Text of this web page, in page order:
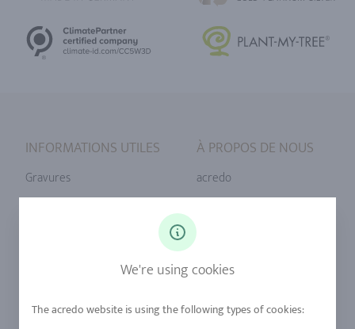
INFORMATIONS UTILES
Gravures
Urban Mining
À PROPOS DE NOUS
acredo
Notre qualité
Boutique +32 (2) 358 61 07
We're using cookies